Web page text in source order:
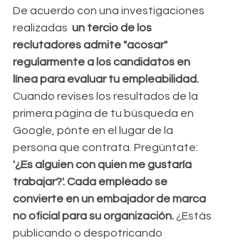
De acuerdo con una investigaciones
realizadas un tercio de los
reclutadores admite "acosar"
regularmente a los candidatos en
línea para evaluar tu empleabilidad.
Cuando revises los resultados de la
primera página de tu búsqueda en
Google, pónte en el lugar de la
persona que contrata. Pregúntate:
'¿Es alguien con quien me gustaría
trabajar?'. Cada empleado se
convierte en un embajador de marca
no oficial para su organización. ¿Estás
publicando o despotricando